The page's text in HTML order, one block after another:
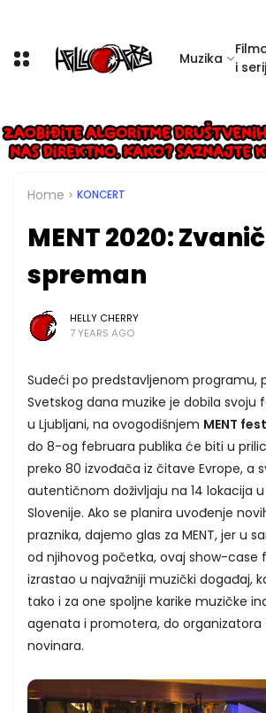
Muzika
i
Home KONCERT
MENT 2020:
spreman
HELLY CHERRY
7 YEARS AGO
Sudeći po predstavljenom programu,
Svetskog dana muzike je dobila svoju
u Ljubljani, na ovogodišnjem MENT
do 8-og februara publika će biti u
preko 80 izvođača iz čitave Evrope, a
autentičnom doživljaju na 14 lokacija
Slovenije. Ako se planira uvođenje
praznika, dajemo glas za MENT, jer u
od njihovog početka, ovaj show-case
izrastao u najvažniji muzički događaj,
tako i za one spoljne karike muzičke
agenata i promotera, do organizatora
novinara.